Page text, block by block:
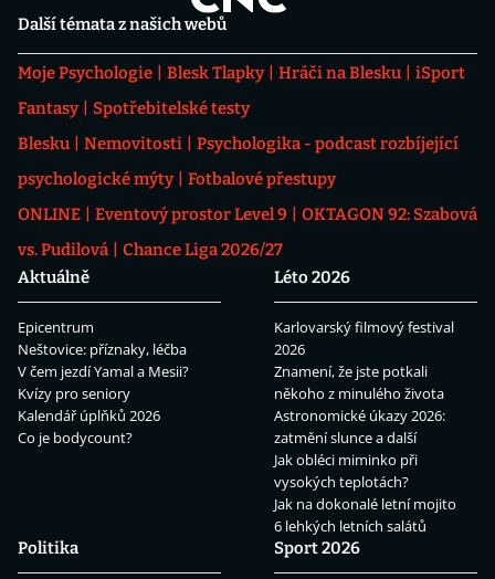
Další témata z našich webů
Moje Psychologie Blesk Tlapky Hráči na Blesku
iSport
Fantasy
Spotřebitelské testy
Blesku
Nemovitosti
Psychologika - podcast rozbíjející
psychologické mýty
Fotbalové přestupy
ONLINE
Eventový prostor Level 9
OKTAGON 92: Szabová
vs. Pudilová
Chance Liga 2026/27
Aktuálně
Epicentrum
Neštovice: příznaky, léčba
V čem jezdí Yamal a Mesii?
Kvízy pro seniory
Kalendář úplňků 2026
Co je bodycount?
Léto 2026
Karlovarský filmový festival
2026
Znamení, že jste potkali
někoho z minulého života
Astronomické úkazy 2026:
zatmění slunce a další
Jak obléci miminko při
vysokých teplotách?
Jak na dokonalé letní mojito
6 lehkých letních salátů
Politika
Sport 2026